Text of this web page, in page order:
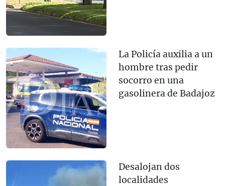
La Policía auxilia a un
hombre tras pedir
socorro en una
gasolinera de Badajoz
Desalojan dos
localidades